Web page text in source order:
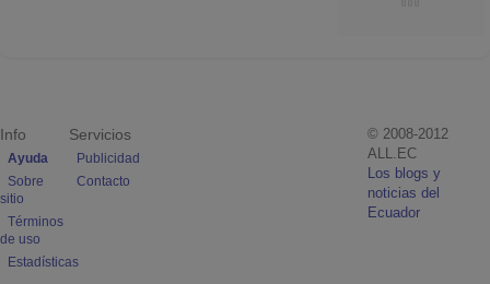
Info
Ayuda
Sobre
sitio
Términos
de uso
Estadísticas
Servicios
Publicidad
Contacto
© 2008-2012
ALL.EC
Los blogs y
noticias del
Ecuador